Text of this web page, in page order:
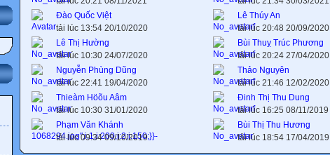
Đào Quốc Việt
tải lúc 13:54 20/10/2020
Lê Thúy An
tải lúc 20:48 20/09/2020
Lê Thị Hường
tải lúc 10:30 24/07/2020
Bùi Thuỵ Trúc Phương
tải lúc 20:24 27/04/2020
Nguyễn Phùng Dũng
tải lúc 22:41 19/04/2020
Thảo Nguyên
tải lúc 21:46 12/02/2020
Thieàm Höõu Aâm
tải lúc 10:30 31/01/2020
Đinh Thị Thu Dung
tải lúc 16:25 08/11/2019
Phạm Văn Khánh
tải lúc 09:34 09/10/2019
Bùi Thị Thu Hương
tải lúc 18:54 17/04/2019